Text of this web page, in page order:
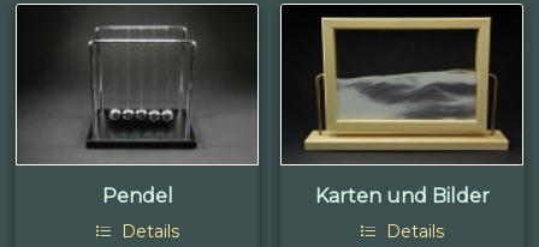
Pendel
Details
Karten und Bilder
Details